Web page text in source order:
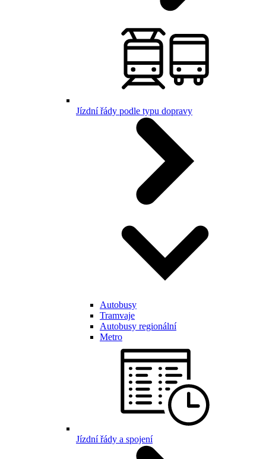
Jízdní řády podle typu dopravy
Autobusy
Tramvaje
Autobusy regionální
Metro
Jízdní řády a spojení